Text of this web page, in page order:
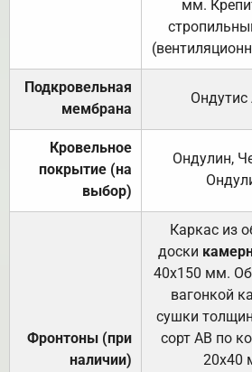
мм.
Подкровельная
мембрана
Ондутис
Кровельное
покрытие (на
выбор)
Ондулин,
Фронтоны (при
наличии)
Каркас из
доски
40х150 мм.
вагонкой
сушки
сорт АВ по
20х40